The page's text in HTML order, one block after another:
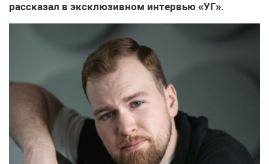
рассказал в эксклюзивном интервью «УГ».